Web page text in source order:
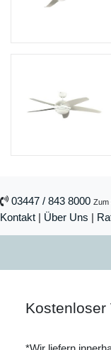
03447 / 843 8000 Zum
Kontakt | Über Uns |
Kostenloser